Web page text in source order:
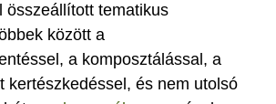
összeállított tematikus
között a
a komposztálással, a
kertészkedéssel, és nem utolsó